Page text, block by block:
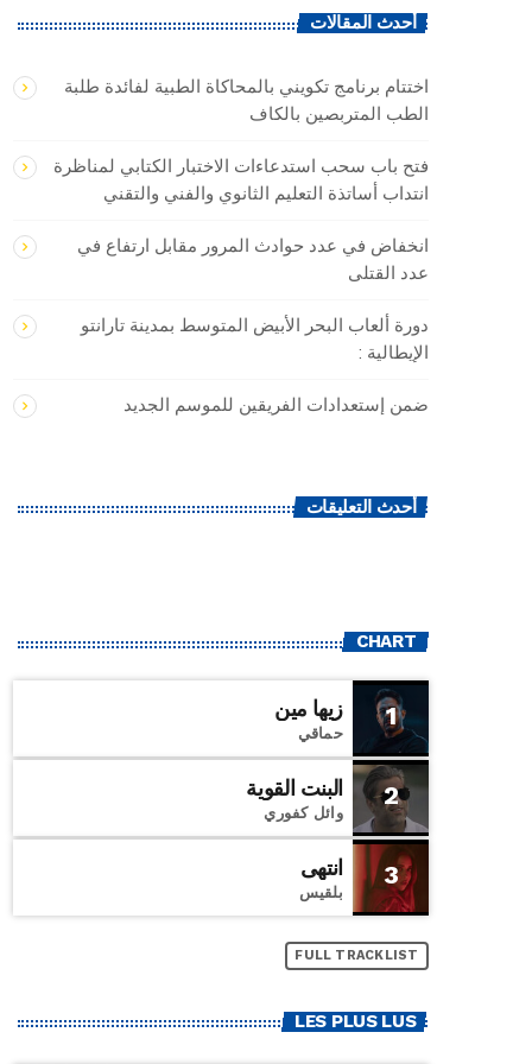
أحدث المقالات
اختتام برنامج تكويني بالمحاكاة الطبية لفائدة طلبة
الطب المتربصين بالكاف
فتح باب سحب استدعاءات الاختبار الكتابي لمناظرة
انتداب أساتذة التعليم الثانوي والفني والتقني
انخفاض في عدد حوادث المرور مقابل ارتفاع في
عدد القتلى
دورة ألعاب البحر الأبيض المتوسط بمدينة تارانتو
الإيطالية :
ضمن إستعدادات الفريقين للموسم الجديد
أحدث التعليقات
CHART
1 زيها مين
حماقي
2 البنت القوية
وائل كفوري
3 انتهى
بلقيس
FULL TRACKLIST
LES PLUS LUS